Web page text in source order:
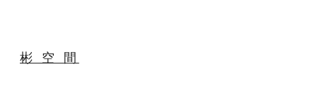
彬 空 間